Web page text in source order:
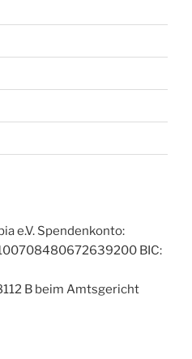
e.V. Spendenkonto:
BIC:
B beim Amtsgericht